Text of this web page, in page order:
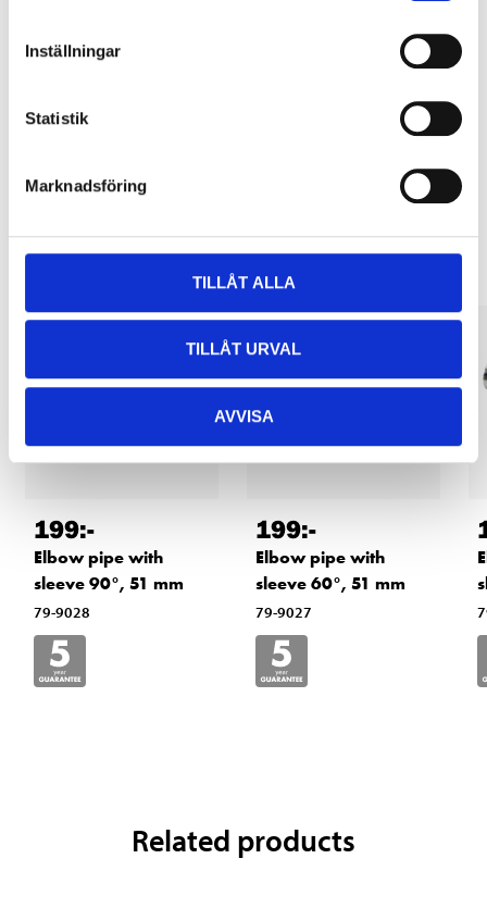
Inställningar
Statistik
Marknadsföring
TILLÅT ALLA
TILLÅT URVAL
AVVISA
Pay & Collect in your local store within 2 hours! For more information
199:-
Elbow pipe with
sleeve 90°, 51 mm
79-9028
199:-
Elbow pipe with
sleeve 60°, 51 mm
79-9027
Related products